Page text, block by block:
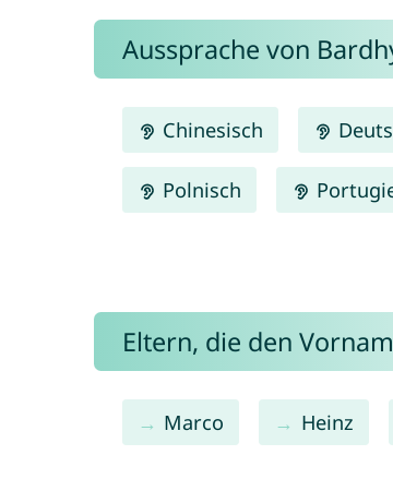
Aussprache von
Chinesisch
Polnisch
Eltern, die den
Marco Heinz